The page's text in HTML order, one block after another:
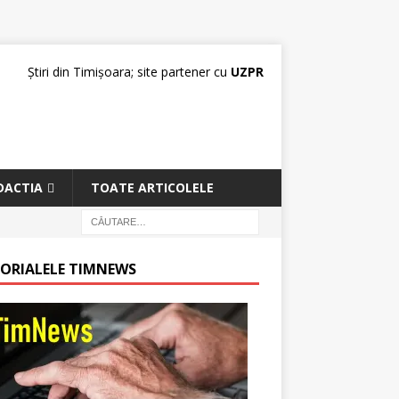
Știri din Timișoara; site partener cu UZPR
TOATE ARTICOLELE
TIMNEWS